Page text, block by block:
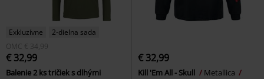
Exkluzívne
2-dielna sada
OMC € 34,99
€ 32,99
Balenie 2 ks tričiek s dlhými
€ 32,99
Kill 'Em All - Skull
Metallica